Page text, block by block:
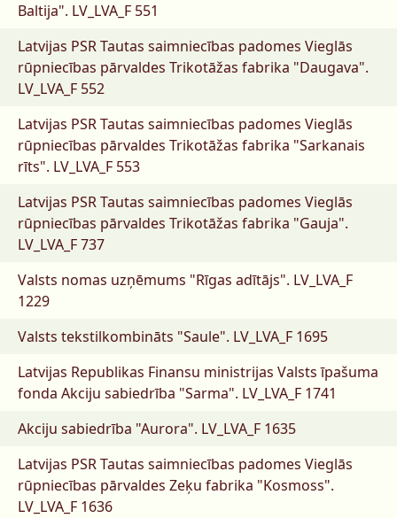
Baltija". LV_LVA_F 551
Latvijas PSR Tautas saimniecības padomes Vieglās
rūpniecības pārvaldes Trikotāžas fabrika "Daugava".
LV_LVA_F 552
Latvijas PSR Tautas saimniecības padomes Vieglās
rūpniecības pārvaldes Trikotāžas fabrika "Sarkanais
rīts". LV_LVA_F 553
Latvijas PSR Tautas saimniecības padomes Vieglās
rūpniecības pārvaldes Trikotāžas fabrika "Gauja".
LV_LVA_F 737
Valsts nomas uzņēmums "Rīgas adītājs". LV_LVA_F
1229
Valsts tekstilkombināts "Saule". LV_LVA_F 1695
Latvijas Republikas Finansu ministrijas Valsts īpašuma
fonda Akciju sabiedrība "Sarma". LV_LVA_F 1741
Akciju sabiedrība "Aurora". LV_LVA_F 1635
Latvijas PSR Tautas saimniecības padomes Vieglās
rūpniecības pārvaldes Zeķu fabrika "Kosmoss".
LV_LVA_F 1636